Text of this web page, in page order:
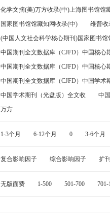
化学文摘(美)万方收录(中)上海图书馆馆
国家图书馆馆藏知网收录(中)
维普收
(中国人文社会科学核心期刊)国家图书馆
中国期刊全文数据库（CJFD）中国核心
中国期刊全文数据库（CJFD）中国核心
中国期刊全文数据库（CJFD）中国学术
中国学术期刊（光盘版）全文收
中
万方
1-3个月 6-12个月 0 3-6个月
复合影响因子 综合影响因子 扩
无版面费 1-500 501-700 701-